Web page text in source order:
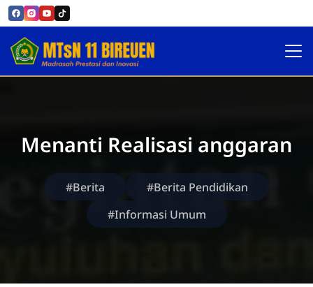
Official MTsN 11 Bireuen
Menanti Realisasi anggaran
#Berita
#Berita Pendidikan
#Informasi Umum